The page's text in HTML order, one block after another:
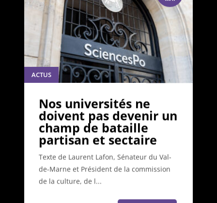
ACTUS
Nos universités ne
doivent pas devenir un
champ de bataille
partisan et sectaire
Texte de Laurent Lafon, Sénateur du Val-
de-Marne et Président de la commission
de la culture, de l...